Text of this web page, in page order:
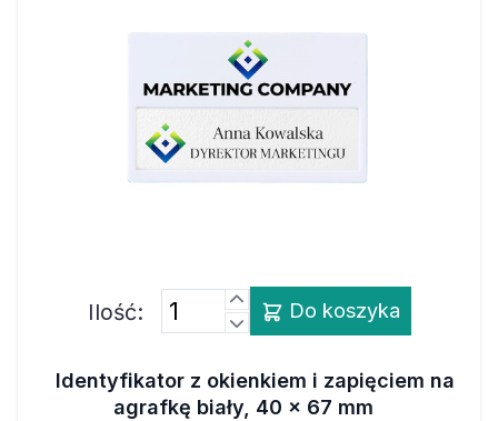
Ilość: Do koszyka
Identyfikator z okienkiem i zapięciem na
agrafkę biały, 40 x 67 mm